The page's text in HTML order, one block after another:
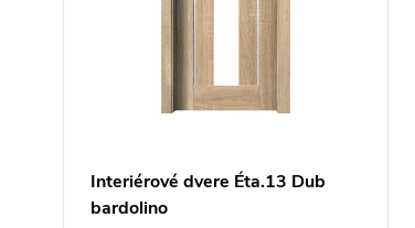
Interiérové dvere Éta.13 Dub
bardolino